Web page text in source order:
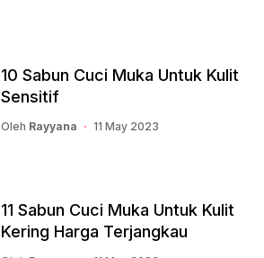
10 Sabun Cuci Muka Untuk Kulit
Sensitif
Oleh Rayyana 11 May 2023
11 Sabun Cuci Muka Untuk Kulit
Kering Harga Terjangkau